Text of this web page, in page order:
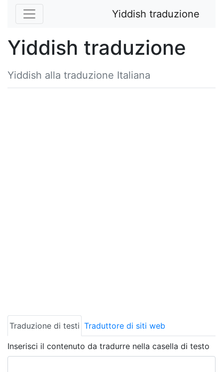
Yiddish traduzione
Yiddish traduzione
Yiddish alla traduzione Italiana
Traduzione di testi Traduttore di siti web
Inserisci il contenuto da tradurre nella casella di testo